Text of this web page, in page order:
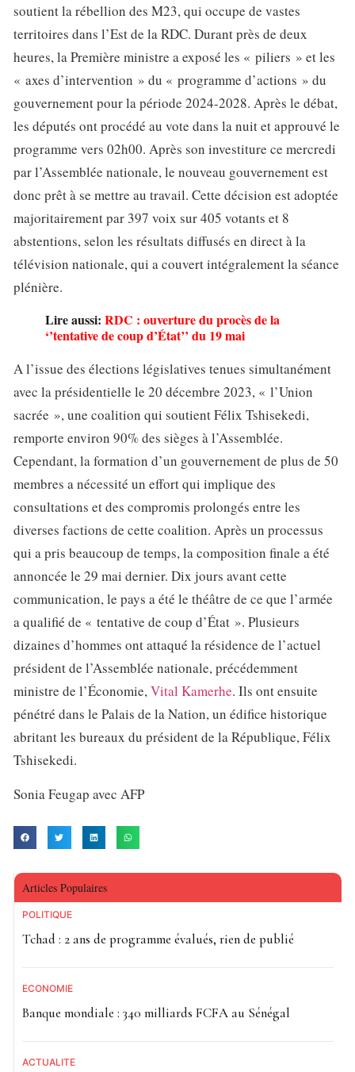
soutient la rébellion des M23, qui occupe de vastes
territoires dans l’Est de la RDC. Durant près de deux
heures, la Première ministre a exposé les « piliers » et les
« axes d’intervention » du « programme d’actions » du
gouvernement pour la période 2024-2028. Après le débat,
les députés ont procédé au vote dans la nuit et approuvé le
programme vers 02h00. Après son investiture ce mercredi
par l’Assemblée nationale, le nouveau gouvernement est
donc prêt à se mettre au travail. Cette décision est adoptée
majoritairement par 397 voix sur 405 votants et 8
abstentions, selon les résultats diffusés en direct à la
télévision nationale, qui a couvert intégralement la séance
plénière.
Lire aussi: RDC : ouverture du procès de la
‘’tentative de coup d’État’’ du 19 mai
A l’issue des élections législatives tenues simultanément
avec la présidentielle le 20 décembre 2023, « l’Union
sacrée », une coalition qui soutient Félix Tshisekedi,
remporte environ 90% des sièges à l’Assemblée.
Cependant, la formation d’un gouvernement de plus de 50
membres a nécessité un effort qui implique des
consultations et des compromis prolongés entre les
diverses factions de cette coalition. Après un processus
qui a pris beaucoup de temps, la composition finale a été
annoncée le 29 mai dernier. Dix jours avant cette
communication, le pays a été le théâtre de ce que l’armée
a qualifié de « tentative de coup d’État ». Plusieurs
dizaines d’hommes ont attaqué la résidence de l’actuel
président de l’Assemblée nationale, précédemment
ministre de l’Économie,Vital Kamerhe. Ils ont ensuite
pénétré dans le Palais de la Nation, un édifice historique
abritant les bureaux du président de la République, Félix
Tshisekedi.
Sonia Feugap avec AFP
Articles Populaires
POLITIQUE
Tchad : 2 ans de programme évalués, rien de publié
ECONOMIE
Banque mondiale : 340 milliards FCFA au Sénégal
ACTUALITE